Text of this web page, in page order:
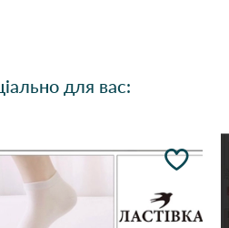
для вас: